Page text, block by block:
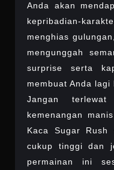
Anda akan
kepribadian-
menghias
mengunggah
surprise serta
membuat Anda
Jangan
kemenangan
Kaca Sugar
cukup tinggi dan
permainan ini